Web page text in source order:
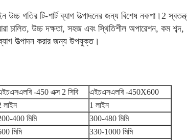
উচ্চ গতির টি-শার্ট ব্যাগ উত্পাদনের জন্য বিশেষ নকশা।2
চালিত, উচ্চ দক্ষতা, সহজ এবং স্থিতিশীল অপারেশন, কম শব্দ,
উত্পাদন করার জন্য উপযুক্ত।
-450 এক্স 2 সিবি
এইচএসএলবি -450X600
লাইন
1 লাইন
400 মিমি
300-480 মিমি
মিমি
330-1000 মিমি